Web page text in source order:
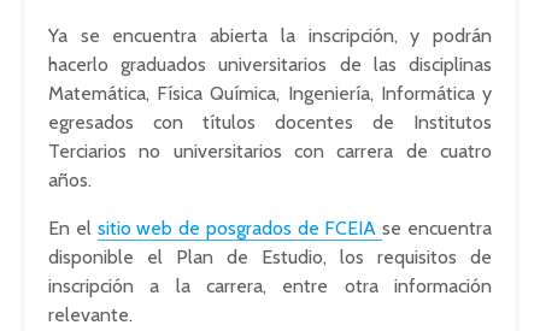
Ya se encuentra abierta la inscripción, y podrán
hacerlo graduados universitarios de las disciplinas
Matemática, Física Química, Ingeniería, Informática y
egresados con títulos docentes de Institutos
Terciarios no universitarios con carrera de cuatro
años.
En el sitio web de posgrados de FCEIAse encuentra
disponible el Plan de Estudio, los requisitos de
inscripción a la carrera, entre otra información
relevante.